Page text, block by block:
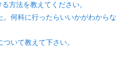
法を教えてください。
。何科に行ったらいいかがわからな
いて教えて下さい。